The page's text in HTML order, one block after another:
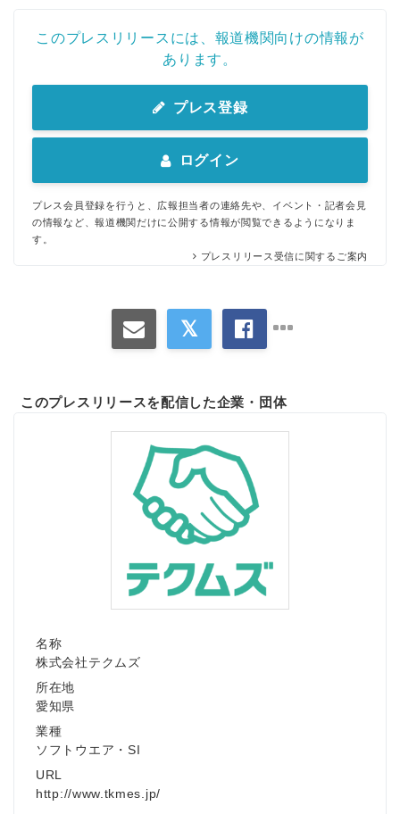
このプレスリリースには、報道機関向けの情報が
あります。
プレス登録
ログイン
プレス会員登録を行うと、広報担当者の連絡先や、イベント・記者会見
の情報など、報道機関だけに公開する情報が閲覧できるようになりま
す。
プレスリリース受信に関するご案内
このプレスリリースを配信した企業・団体
名称
株式会社テクムズ
所在地
愛知県
業種
ソフトウエア・SI
URL
http://www.tkmes.jp/